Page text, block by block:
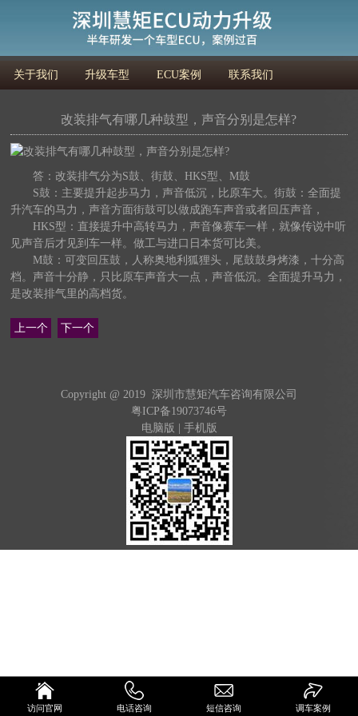
关于我们 升级车型 ECU案例 联系我们
改装排气有哪几种鼓型，声音分别是怎样?
答：改装排气分为S鼓、街鼓、HKS型、M鼓
S鼓：主要提升起步马力，声音低沉，比原车大。街鼓：全面提
升汽车的马力，声音方面街鼓可以做成跑车声音或者回压声音，
HKS型：直接提升中高转马力，声音像赛车一样，就像传说中听
见声音后才见到车一样。做工与进口日本货可比美。
M鼓：可变回压鼓，人称奥地利狐狸头，尾鼓鼓身烤漆，十分高
档。声音十分静，只比原车声音大一点，声音低沉。全面提升马力，
是改装排气里的高档货。
上一个 下一个
Copyright @ 2019 深圳市慧矩汽车咨询有限公司
粤ICP备19073746号
电脑版
手机版
访问官网 电话咨询 短信咨询 调车案例